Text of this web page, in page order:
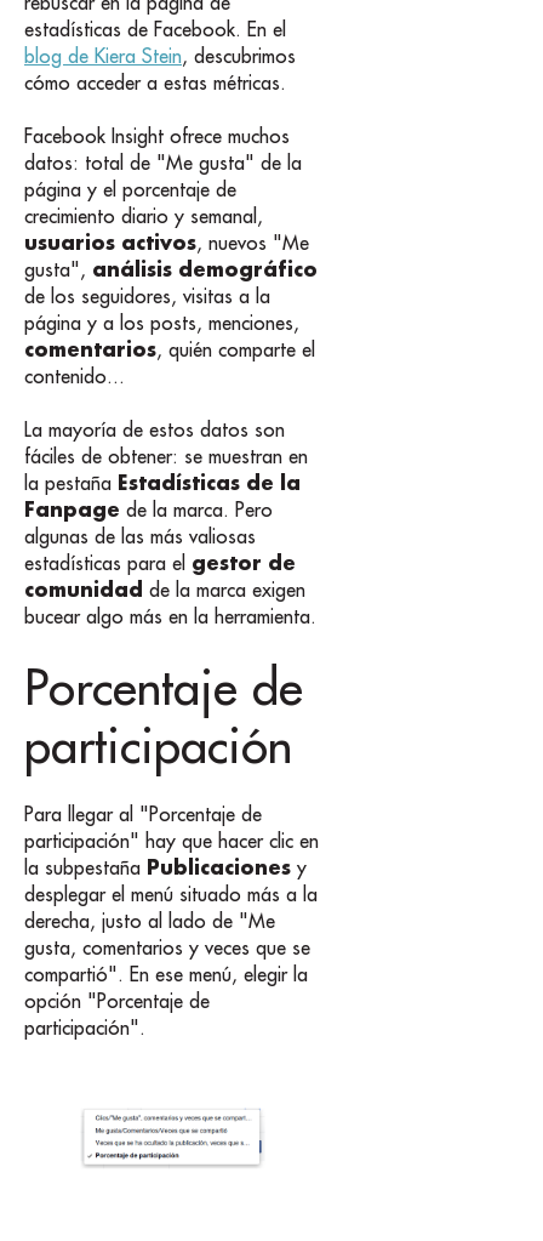
estadísticas de Facebook. En el
blog de Kiera Stein, descubrimos
cómo acceder a estas métricas.
Facebook Insight ofrece muchos
datos: total de "Me gusta" de la
página y el porcentaje de
crecimiento diario y semanal,
usuarios activos, nuevos "Me
gusta", análisis demográfico
de los seguidores, visitas a la
página y a los posts, menciones,
comentarios, quién comparte el
contenido...
La mayoría de estos datos son
fáciles de obtener: se muestran en
la pestaña Estadísticas de la
Fanpage de la marca. Pero
algunas de las más valiosas
estadísticas para el gestor de
comunidad de la marca exigen
bucear algo más en la herramienta.
Porcentaje de
participación
Para llegar al "Porcentaje de
participación" hay que hacer clic en
la subpestaña Publicaciones y
desplegar el menú situado más a la
derecha, justo al lado de "Me
gusta, comentarios y veces que se
compartió". En ese menú, elegir la
opción "Porcentaje de
participación".